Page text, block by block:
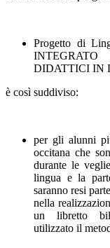
Progetto di
DIDATTICI IN
è così suddiviso:
per gli alunni
occitana che
durante le
lingua e la
saranno resi
nella
un libretto
utilizzato il